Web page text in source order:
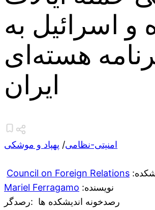
و اسرائیل به
هسته‌ای
ایران
امنیتی-نظامی/ پهپاد و موشکی
Council on Foreign Relations
Mariel Ferragamo :نویسنده
رصدخونه اندیشکده ها :رصدگر